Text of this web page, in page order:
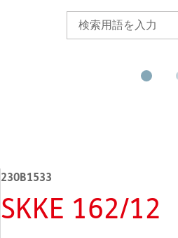
230B1533
SKKE 162/12